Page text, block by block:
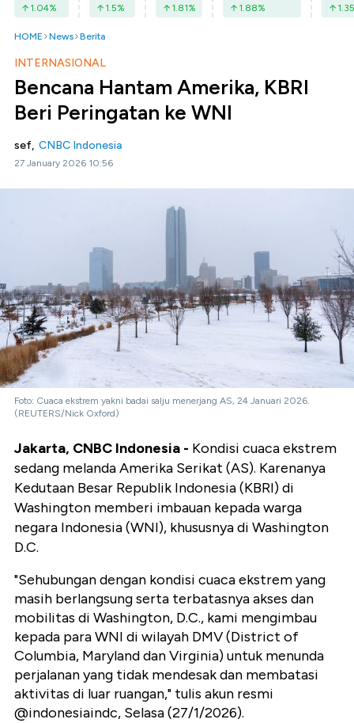
1.04% 1.5% 1.81% 1.88% 1.35
HOME News Berita
INTERNASIONAL
Bencana Hantam Amerika, KBRI
Beri Peringatan ke WNI
sef, CNBC Indonesia
27 January 2026 10:56
Foto: Cuaca ekstrem yakni badai salju menerjang AS, 24 Januari 2026.
(REUTERS/Nick Oxford)
Jakarta, CNBC Indonesia - Kondisi cuaca ekstrem
sedang melanda Amerika Serikat (AS). Karenanya
Kedutaan Besar Republik Indonesia (KBRI) di
Washington memberi imbauan kepada warga
negara Indonesia (WNI), khususnya di Washington
D.C.
"Sehubungan dengan kondisi cuaca ekstrem yang
masih berlangsung serta terbatasnya akses dan
mobilitas di Washington, D.C., kami mengimbau
kepada para WNI di wilayah DMV (District of
Columbia, Maryland dan Virginia)untuk menunda
perjalanan yang tidak mendesak dan membatasi
aktivitas di luar ruangan," tulis akun resmi
@indonesiaindc, Selasa (27/1/2026).